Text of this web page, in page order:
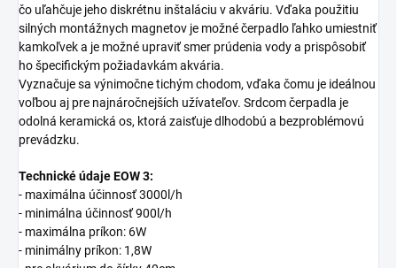
čo uľahčuje jeho diskrétnu inštaláciu v akváriu. Vďaka použitiu
silných montážnych magnetov je možné čerpadlo ľahko umiestniť
kamkoľvek a je možné upraviť smer prúdenia vody a prispôsobiť
ho špecifickým požiadavkám akvária.
Vyznačuje sa výnimočne tichým chodom, vďaka čomu je ideálnou
voľbou aj pre najnáročnejších užívateľov. Srdcom čerpadla je
odolná keramická os, ktorá zaisťuje dlhodobú a bezproblémovú
prevádzku.
Technické údaje EOW 3:
- maximálna účinnosť 3000l/h
- minimálna účinnosť 900l/h
- maximálna príkon: 6W
- minimálny príkon: 1,8W